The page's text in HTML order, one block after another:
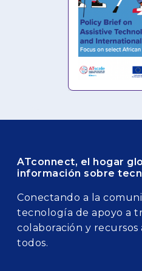
ATconnect, el hogar
información sobre
Conectando a la
tecnología de apoyo a
colaboración y recursos
todos.